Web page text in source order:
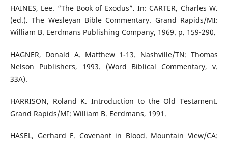
HAINES, Lee. “The Book of Exodus”. In: CARTER, Charles W.
(ed.). The Wesleyan Bible Commentary. Grand Rapids/MI:
William B. Eerdmans Publishing Company, 1969. p. 159-290.
HAGNER, Donald A. Matthew 1-13. Nashville/TN: Thomas
Nelson Publishers, 1993. (Word Biblical Commentary, v.
33A).
HARRISON, Roland K. Introduction to the Old Testament.
Grand Rapids/MI: William B. Eerdmans, 1991.
HASEL, Gerhard F. Covenant in Blood. Mountain View/CA: